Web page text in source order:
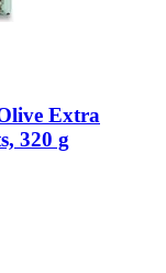
Extra
320 g